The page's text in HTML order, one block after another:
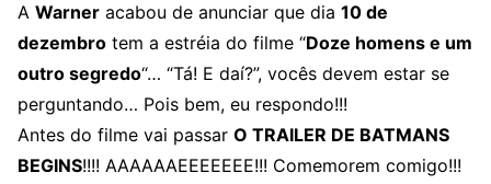
A Warner acabou de anunciar que dia 10 de
dezembro tem a estréia do filme “Doze homens e um
outro segredo“… “Tá! E daí?”, vocês devem estar se
perguntando… Pois bem, eu respondo!!!
Antes do filme vai passar O TRAILER DE BATMANS
BEGINS!!!! AAAAAAEEEEEEE!!! Comemorem comigo!!!